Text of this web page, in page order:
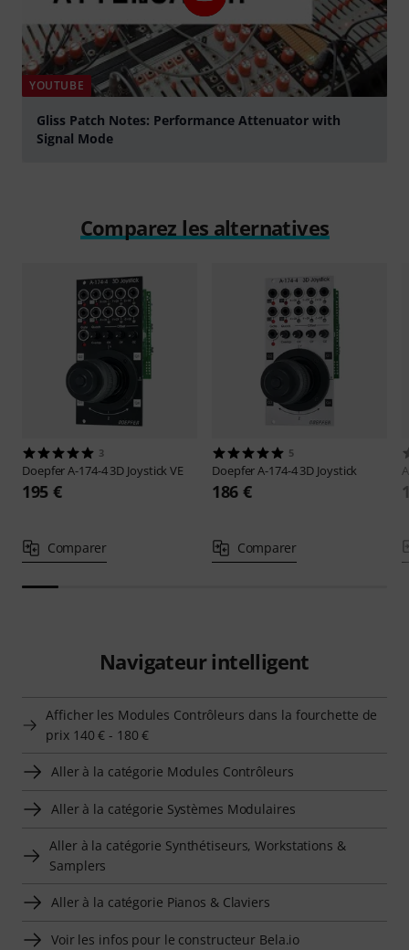
YOUTUBE
Gliss Patch Notes: Performance Attenuator with
Signal Mode
Comparez les alternatives
3
DoepferA-174-4 3D Joystick VE
195 €
Comparer
5
DoepferA-174-4 3D Joystick
186 €
Comparer
Navigateur intelligent
Afficher les Modules Contrôleurs dans la fourchette de
prix 140 € - 180 €
Aller à la catégorie Modules Contrôleurs
Aller à la catégorie Systèmes Modulaires
Aller à la catégorie Synthétiseurs, Workstations &
Samplers
Aller à la catégorie Pianos & Claviers
Voir les infos pour le constructeur Bela.io